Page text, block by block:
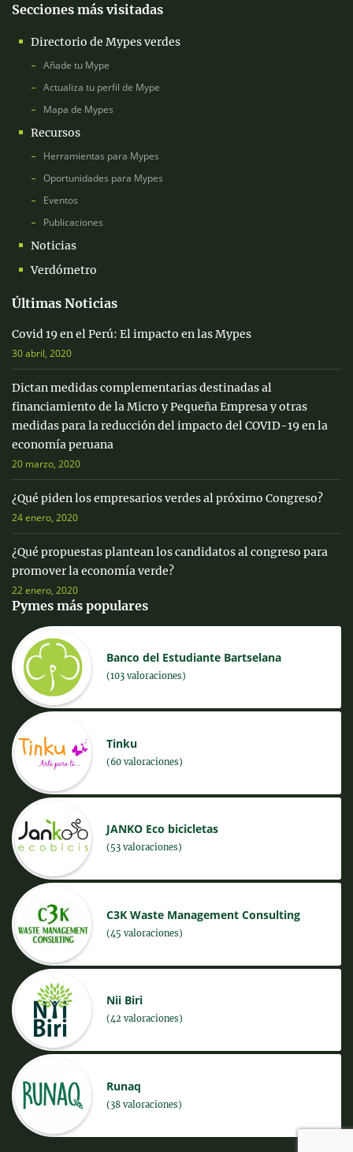
Secciones más visitadas
Directorio de Mypes verdes
Añade tu Mype
Actualiza tu perfil de Mype
Mapa de Mypes
Recursos
Herramientas para Mypes
Oportunidades para Mypes
Eventos
Publicaciones
Noticias
Verdómetro
Últimas Noticias
Covid 19 en el Perú: El impacto en las Mypes
30 abril, 2020
Dictan medidas complementarias destinadas al
financiamiento de la Micro y Pequeña Empresa y otras
medidas para la reducción del impacto del COVID-19 en la
economía peruana
20 marzo, 2020
¿Qué piden los empresarios verdes al próximo Congreso?
24 enero, 2020
¿Qué propuestas plantean los candidatos al congreso para
promover la economía verde?
22 enero, 2020
Pymes más populares
Banco del Estudiante Bartselana
(103 valoraciones)
Tinku
(60 valoraciones)
JANKO Eco bicicletas
(53 valoraciones)
C3K Waste Management Consulting
(45 valoraciones)
Nii Biri
(42 valoraciones)
Runaq
(38 valoraciones)